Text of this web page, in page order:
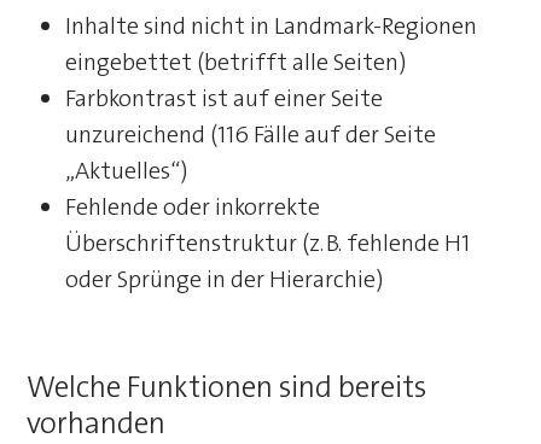
Inhalte sind nicht in Landmark-Regionen
eingebettet (betrifft alle Seiten)
Farbkontrast ist auf einer Seite
unzureichend (116 Fälle auf der Seite
„Aktuelles“)
Fehlende oder inkorrekte
Überschriftenstruktur (z. B. fehlende H1
oder Sprünge in der Hierarchie)
Welche Funktionen sind bereits
vorhanden